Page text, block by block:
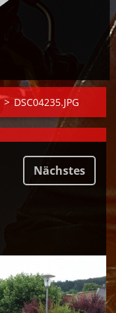
> DSC04235.JPG
Nächstes